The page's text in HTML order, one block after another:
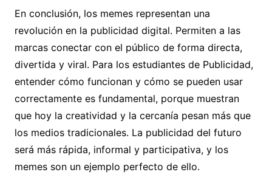
En conclusión, los memes representan una
revolución en la publicidad digital. Permiten a las
marcas conectar con el público de forma directa,
divertida y viral. Para los estudiantes de Publicidad,
entender cómo funcionan y cómo se pueden usar
correctamente es fundamental, porque muestran
que hoy la creatividad y la cercanía pesan más que
los medios tradicionales. La publicidad del futuro
será más rápida, informal y participativa, y los
memes son un ejemplo perfecto de ello.